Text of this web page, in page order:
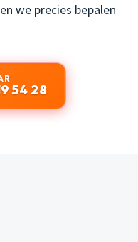
we precies bepalen
54 28